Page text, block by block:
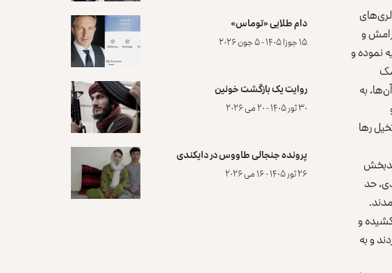
و
نموده و
به
رها
حد
و
و به
دام طلایی «توماس»
۱۵ جوزا ۱۴۰۵ - ۵ جون ۲۰۲۶
روایت یک بازگشت خونین
۳۰ ثور ۱۴۰۵ - ۲۰ می ۲۰۲۶
پرونده‌ جنجالی طاووس در دایکندی
۲۶ ثور ۱۴۰۵ - ۱۶ می ۲۰۲۶